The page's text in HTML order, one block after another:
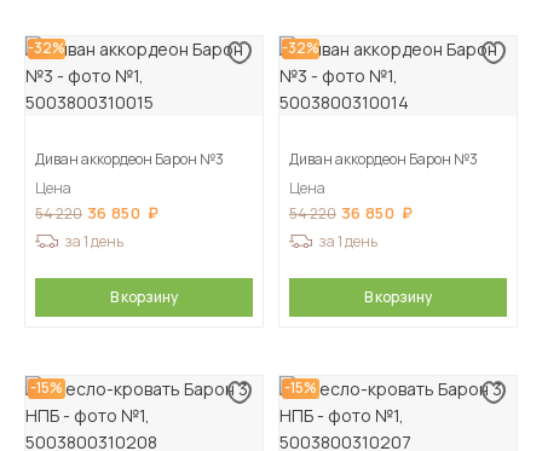
-32%
Диван аккордеон Барон №3
Цена
54 220 36 850
за 1 день
В корзину
-32%
Диван аккордеон Барон №3
Цена
54 220 36 850
за 1 день
В корзину
-15% -15%